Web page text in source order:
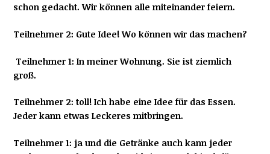
schon gedacht. Wir können alle miteinander feiern.
Teilnehmer 2: Gute Idee! Wo können wir das machen?
Teilnehmer 1: In meiner Wohnung. Sie ist ziemlich
groß.
Teilnehmer 2: toll! Ich habe eine Idee für das Essen.
Jeder kann etwas Leckeres mitbringen.
Teilnehmer 1: ja und die Getränke auch kann jeder